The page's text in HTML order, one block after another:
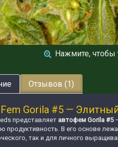
Нажмите, чтобы
Отзывов (1)
Gorila #5 —
представляет автофем Gorila #5
продуктивность. В его основе
так и для личного